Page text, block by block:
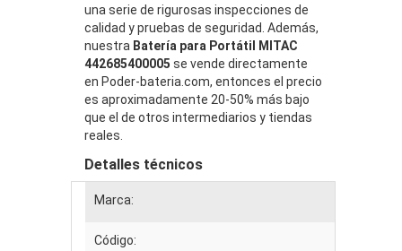
una serie de rigurosas inspecciones de
calidad y pruebas de seguridad. Además,
nuestra Batería para Portátil MITAC
442685400005 se vende directamente
en Poder-bateria.com, entonces el precio
es aproximadamente 20-50% más bajo
que el de otros intermediarios y tiendas
reales.
Detalles técnicos
Marca:
Código: